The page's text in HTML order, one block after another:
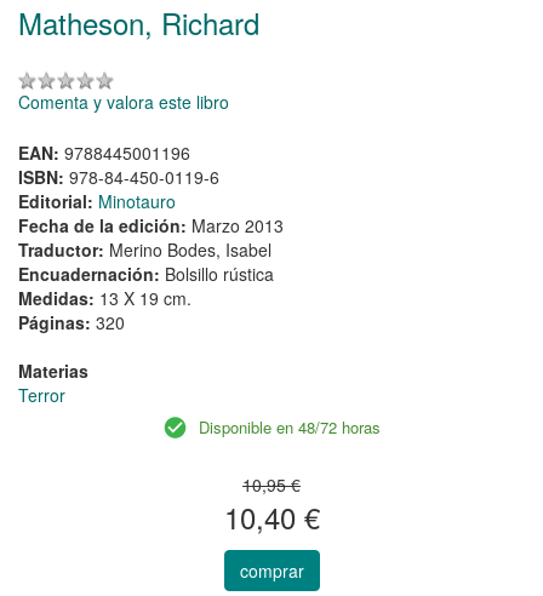
Matheson, Richard
Comenta y valora este libro
EAN: 9788445001196
ISBN: 978-84-450-0119-6
Editorial: Minotauro
Fecha de la edición: Marzo 2013
Traductor: Merino Bodes, Isabel
Encuadernación: Bolsillo rústica
Medidas: 13 X 19 cm.
Páginas: 320
Materias
Terror
Disponible en 48/72 horas
10,95 €
10,40 €
comprar